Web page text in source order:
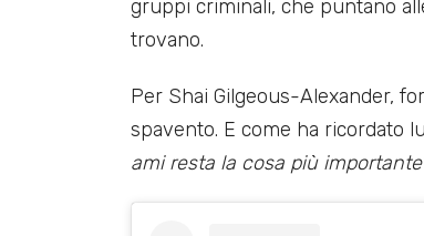
gruppi criminali, che puntano
trovano.
Per Shai Gilgeous-Alexander,
spavento. E come ha ricordato
ami resta la cosa più